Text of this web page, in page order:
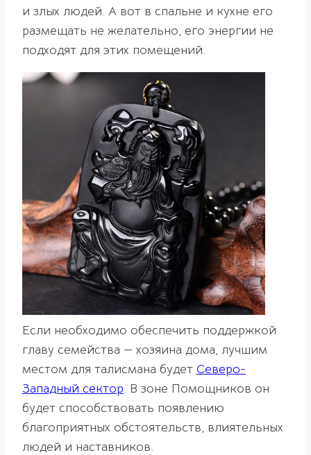
и злых людей. А вот в спальне и кухне его
размещать не желательно, его энергии не
подходят для этих помещений.
Если необходимо обеспечить поддержкой
главу семейства — хозяина дома, лучшим
местом для талисмана будет Северо-
Западный сектор. В зоне Помощников он
будет способствовать появлению
благоприятных обстоятельств, влиятельных
людей и наставников.